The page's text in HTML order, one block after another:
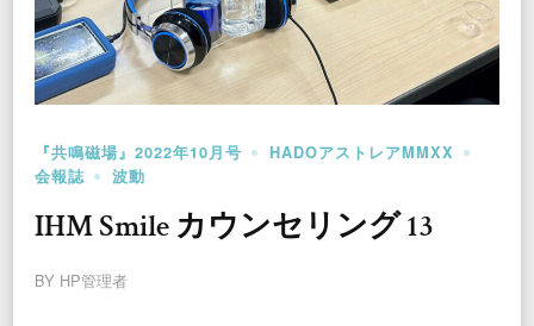
『共鳴磁場』2022年10月号
HADOアストレアMMXX
会報誌
波動
IHM Smile カウンセリング 13
BY HP管理者